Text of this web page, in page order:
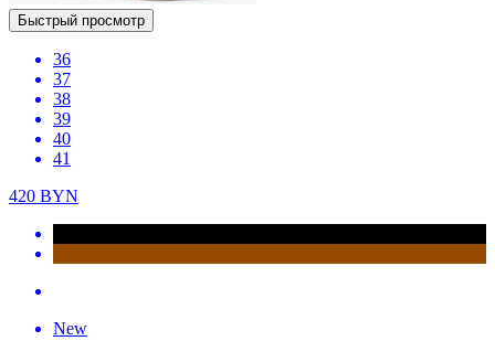
Быстрый просмотр
36
37
38
39
40
41
420 BYN
New